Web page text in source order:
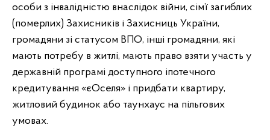
особи з інвалідністю внаслідок війни, сім’ї загиблих
(померлих) Захисників і Захисниць України,
громадяни зі статусом ВПО, інші громадяни, які
мають потребу в житлі, мають право взяти участь у
державній програмі доступного іпотечного
кредитування «єОселя» і придбати квартиру,
житловий будинок або таунхаус на пільгових
умовах.